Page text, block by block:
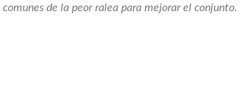
comunes de la peor ralea para mejorar el conjunto.